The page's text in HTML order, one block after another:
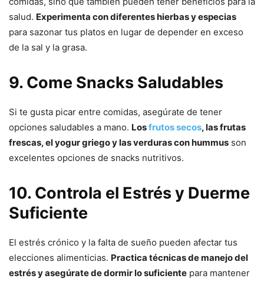
salud. Experimenta con diferentes hierbas y especias
para sazonar tus platos en lugar de depender en exceso
de la sal y la grasa.
9. Come Snacks Saludables
Si te gusta picar entre comidas, asegúrate de tener
opciones saludables a mano. Losfrutos secos, las frutas
frescas, el yogur griego y las verduras con hummus son
excelentes opciones de snacks nutritivos.
10. Controla el Estrés y Duerme
Suficiente
El estrés crónico y la falta de sueño pueden afectar tus
elecciones alimenticias. Practica técnicas de manejo del
estrés y asegúrate de dormir lo suficiente para mantener